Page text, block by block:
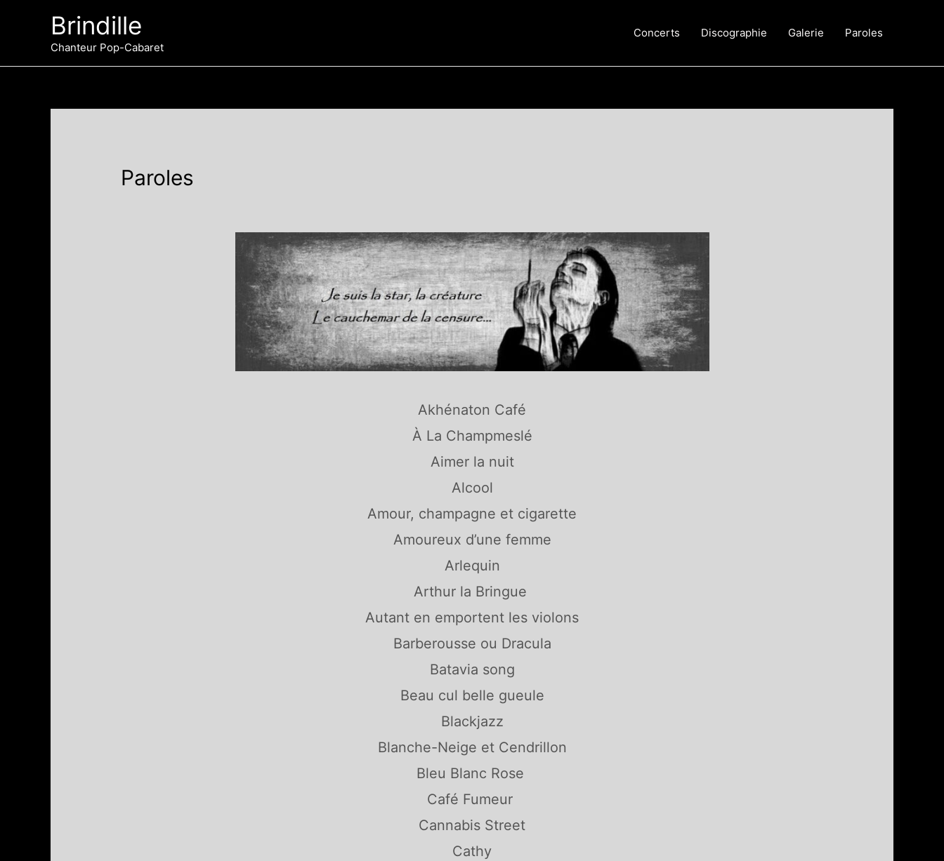
Brindille
Chanteur Pop-Cabaret
Concerts Discographie Galerie Paroles
Paroles
Akhénaton Café
À La Champmeslé
Aimer la nuit
Alcool
Amour, champagne et cigarette
Amoureux d’une femme
Arlequin
Arthur la Bringue
Autant en emportent les violons
Barberousse ou Dracula
Batavia song
Beau cul belle gueule
Blackjazz
Blanche-Neige et Cendrillon
Bleu Blanc Rose
Café Fumeur
Cannabis Street
Cathy